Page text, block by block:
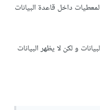
داخل قاعدة البيانات
و لكن لا يظهر البيانات